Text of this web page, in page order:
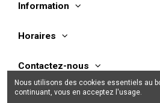
Information
Horaires
Contactez-nous
Nous utilisons des cookies essentiels au
continuant, vous en acceptez l'usage.